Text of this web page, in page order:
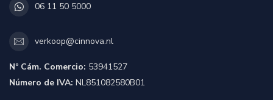
06 11 50 5000
verkoop@cinnova.nl
Nº Cám. Comercio: 53941527
Número de IVA: NL851082580B01